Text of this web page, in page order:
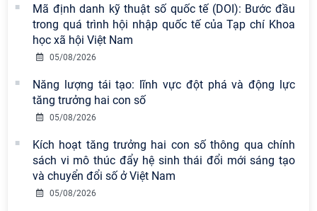
Mã định danh kỹ thuật số quốc tế (DOI): Bước đầu
trong quá trình hội nhập quốc tế của Tạp chí Khoa
học xã hội Việt Nam
05/08/2026
Năng lượng tái tạo: lĩnh vực đột phá và động lực
tăng trưởng hai con số
05/08/2026
Kích hoạt tăng trưởng hai con số thông qua chính
sách vi mô thúc đẩy hệ sinh thái đổi mới sáng tạo
và chuyển đổi số ở Việt Nam
05/08/2026
Viện Hàn lâm Khoa học xã hội Việt
khích tại Cuộc thi chính luận bảo vệ
nền tảng tư tưởng của Đảng năm
2026
Viện Hàn lâm Khoa học xã hội Việt
Nam công bố các quyết định về
công tác cán bộ